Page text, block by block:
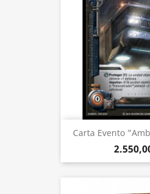
Carta Evento